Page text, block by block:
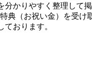
かりやすく整理し
典（お祝い金）を受け
おります。